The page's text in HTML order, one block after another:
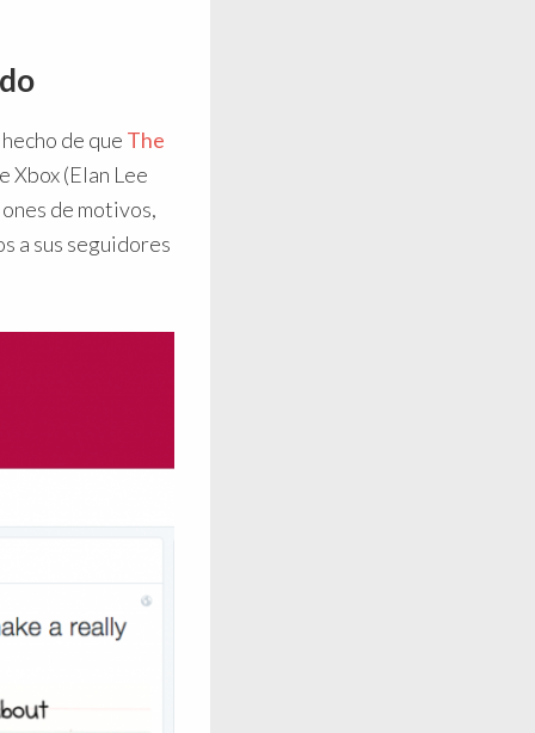
de que The
Xbox (Elan Lee
de motivos,
a sus seguidores